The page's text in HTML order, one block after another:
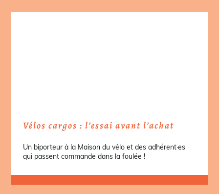
Vélos cargos : l’essai avant l’achat
Un biporteur à la Maison du vélo et des adhérent·es
qui passent commande dans la foulée !